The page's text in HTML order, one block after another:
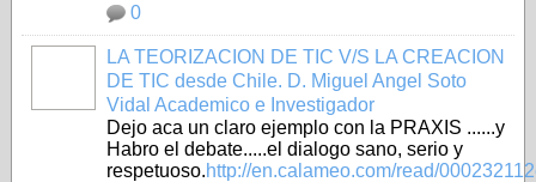
0
LA TEORIZACION DE TIC V/S LA CREACION
DE TIC desde Chile. D. Miguel Angel Soto
Vidal Academico e Investigador
Dejo aca un claro ejemplo con la PRAXIS ......y
Habro el debate.....el dialogo sano, serio y
respetuoso. http://en.calameo.com/read/